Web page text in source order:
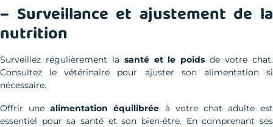
– Surveillance et ajustement de la
nutrition
Surveillez régulièrement la santé et le poids de votre chat.
Consultez le vétérinaire pour ajuster son alimentation si
nécessaire.
Offrir unealimentation équilibrée à votre chat adulte est
essentiel pour sa santé et son bien-être. En comprenant ses